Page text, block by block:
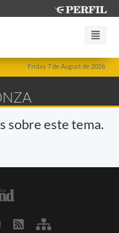
Friday 7 de August de 2026
sobre este tema.